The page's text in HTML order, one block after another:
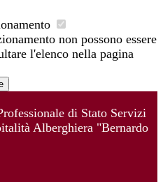
non possono essere
l'elenco nella pagina
di Stato Servizi
Alberghiera "Bernardo